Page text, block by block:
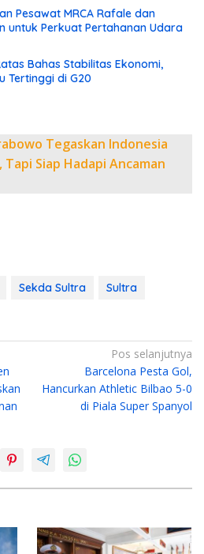
Pesawat MRCA Rafale dan
untuk Perkuat Pertahanan Udara
Bahas Stabilitas Ekonomi,
Tertinggi di G20
Tegaskan Indonesia
Siap Hadapi Ancaman
Sekda Sultra
Sultra
Pos selanjutnya
Barcelona Pesta Gol,
Hancurkan Athletic Bilbao 5-0
di Piala Super Spanyol